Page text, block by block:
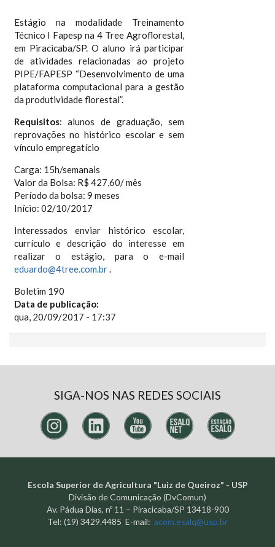
Estágio na modalidade Treinamento
Técnico I Fapesp na 4 Tree Agroflorestal,
em Piracicaba/SP. O aluno irá participar
de atividades relacionadas ao projeto
PIPE/FAPESP “Desenvolvimento de uma
plataforma computacional para a gestão
da produtividade florestal”.
Requisitos: alunos de graduação, sem
reprovações no histórico escolar e sem
vínculo empregatício
Carga: 15h/semanais
Valor da Bolsa: R$ 427,60/ mês
Período da bolsa: 9 meses
Início: 02/10/2017
Interessados enviar histórico escolar,
currículo e descrição do interesse em
realizar o estágio, para o e-mail
eduardo@4tree.com.br.
Boletim 190
Data de publicação:
qua, 20/09/2017 - 17:37
SIGA-NOS NAS REDES SOCIAIS
Escola Superior de Agricultura "Luiz de Queiroz" - USP
Divisão de Comunicação (DvComun)
Av. Pádua Dias, nº 11 – Piracicaba/SP 13418-900
Tel: (19) 3429.4485 E-mail: acom.esalq@usp.br